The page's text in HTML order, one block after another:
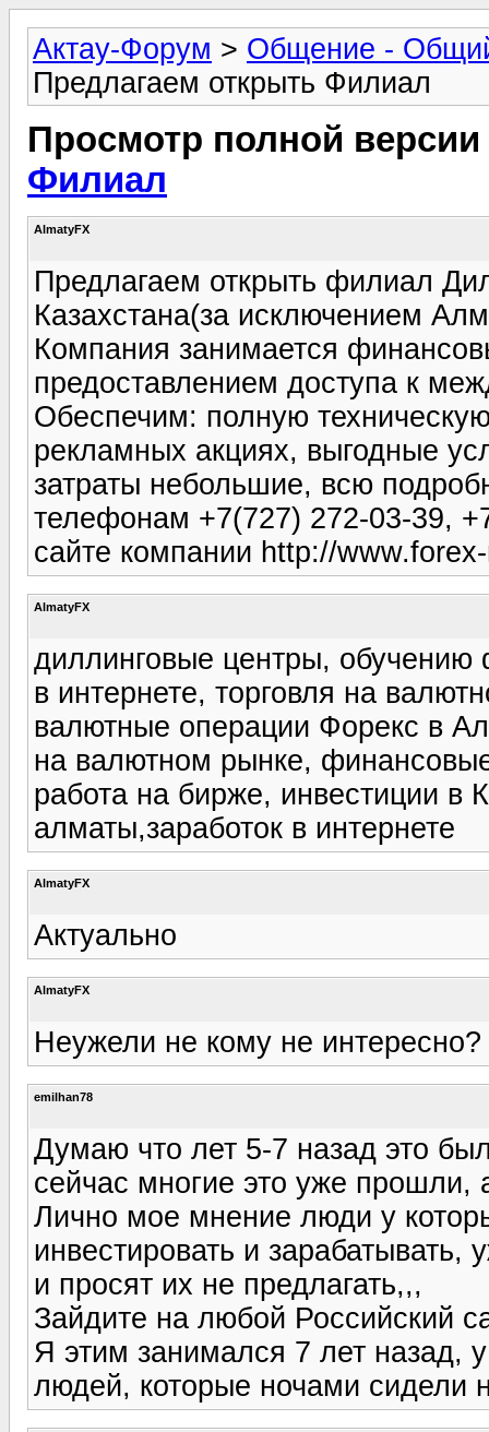
Актау-Форум > Общение -
Предлагаем открыть Филиал
Просмотр полной
Филиал
AlmatyFX
Предлагаем открыть филиал
Казахстана(за исключением
Компания занимается
предоставлением доступа к
Обеспечим: полную
рекламных акциях, выгодные
затраты небольшие, всю
телефонам +7(727) 272-03-39,
сайте компании http://
AlmatyFX
диллинговые центры, обучению
в интернете, торговля на
валютные операции Форекс в
на валютном рынке,
работа на бирже, инвестиции в
алматы,заработок в интернете
AlmatyFX
Актуально
AlmatyFX
Неужели не кому не интересно?
emilhan78
Думаю что лет 5-7 назад это
сейчас многие это уже прошли,
Лично мое мнение люди у
инвестировать и
и просят их не предлагать,,,
Зайдите на любой Российский
Я этим занимался 7 лет назад,
людей, которые ночами сидели